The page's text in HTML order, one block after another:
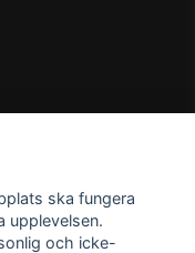
ska fungera
upplevelsen.
och icke-